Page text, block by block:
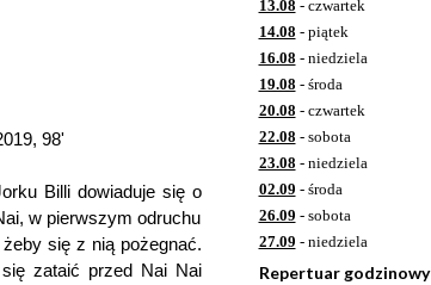
98'
Billi dowiaduje się o
w pierwszym odruchu
się z nią pożegnać.
zataić przed Nai Nai
13.08 - czwartek
14.08 - piątek
16.08 - niedziela
19.08 - środa
20.08 - czwartek
22.08 - sobota
23.08 - niedziela
02.09 - środa
26.09 - sobota
27.09 - niedziela
Repertuar godzinowy